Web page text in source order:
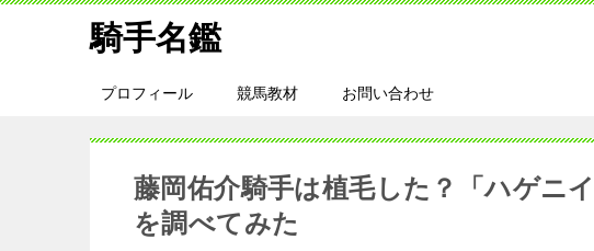
騎手名鑑
プロフィール 競馬教材 お問い合わせ
藤岡佑介騎手は植毛した？「ハゲニ
を調べてみた